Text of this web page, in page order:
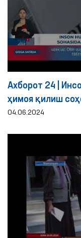
Ахборот 24 |
ҳимоя қилиш
кенгаймоқда
04.06.2024